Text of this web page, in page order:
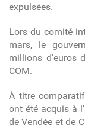
expulsées.
Lors du comité
mars, le
millions d’euros
COM.
À titre
ont été acquis à
de Vendée et de